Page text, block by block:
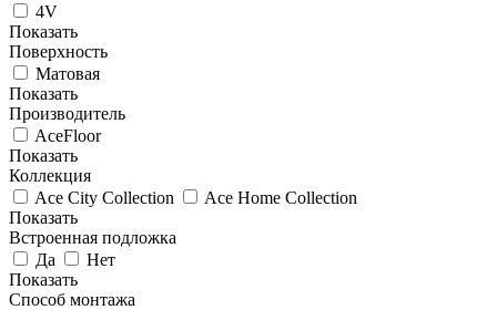
4V
Показать
Поверхность
Матовая
Показать
Производитель
AceFloor
Показать
Коллекция
Ace City Collection
Ace Home Collection
Показать
Встроенная подложка
Да
Нет
Показать
Способ монтажа